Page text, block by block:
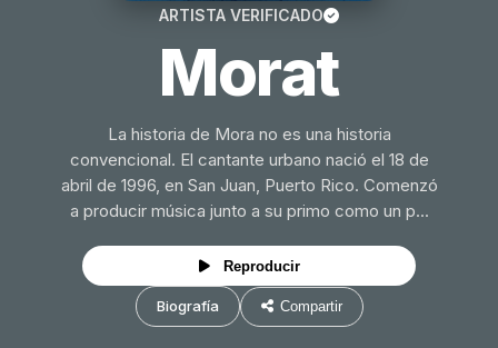
ARTISTA VERIFICADO
Morat
La historia de Mora no es una historia
convencional. El cantante urbano nació el 18 de
abril de 1996, en San Juan, Puerto Rico. Comenzó
a producir música junto a su primo como un p...
Reproducir
Biografía Compartir